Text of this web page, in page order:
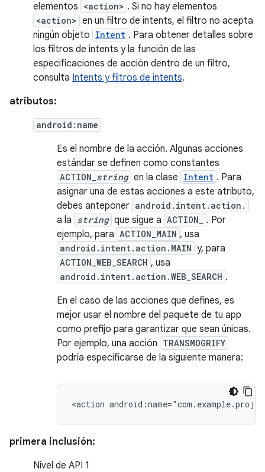
elementos <action> . Si no hay elementos
<action> en un filtro de intents, el filtro no acepta
ningún objeto Intent . Para obtener detalles sobre
los filtros de intents y la función de las
especificaciones de acción dentro de un filtro,
consulta Intents y filtros de intents.
atributos:
android:name
Es el nombre de la acción. Algunas acciones
estándar se definen como constantes
ACTION_ string en la clase Intent . Para
asignar una de estas acciones a este atributo,
debes anteponer android.intent.action.
a la string que sigue a ACTION_
. Por
ejemplo, para ACTION_MAIN , usa
android.intent.action.MAIN y, para
ACTION_WEB_SEARCH , usa
android.intent.action.WEB_SEARCH .
En el caso de las acciones que defines, es
mejor usar el nombre del paquete de tu app
como prefijo para garantizar que sean únicas.
Por ejemplo, una acción TRANSMOGRIFY
podría especificarse de la siguiente manera:
<action
primera inclusión:
Nivel de API 1